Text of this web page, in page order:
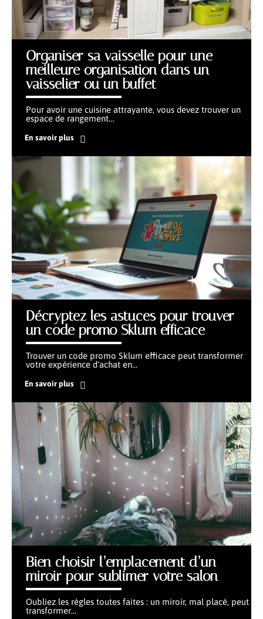
Organiser sa vaisselle pour une
meilleure organisation dans un
vaisselier ou un buffet
Pour avoir une cuisine attrayante, vous devez trouver un
espace de rangement…
En savoir plus
Décryptez les astuces pour trouver
un code promo Sklum efficace
Trouver un code promo Sklum efficace peut transformer
votre expérience d'achat en…
En savoir plus
Bien choisir l’emplacement d’un
miroir pour sublimer votre salon
Oubliez les règles toutes faites : un miroir, mal placé, peut
transformer…